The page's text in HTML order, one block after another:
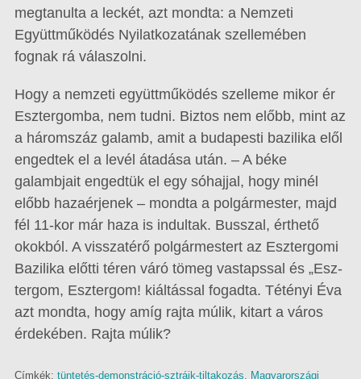
megtanulta a leckét, azt mondta: a Nemzeti
Együttműködés Nyilatkozatának szellemében
fognak rá válaszolni.
Hogy a nemzeti együttműködés szelleme mikor ér
Esztergomba, nem tudni. Biztos nem előbb, mint az
a háromszáz galamb, amit a budapesti bazilika elől
engedtek el a levél átadása után. – A béke
galambjait engedtük el egy sóhajjal, hogy minél
előbb hazaérjenek – mondta a polgármester, majd
fél 11-kor már haza is indultak. Busszal, érthető
okokból. A visszatérő polgármestert az Esztergomi
Bazilika előtti téren váró tömeg vastapssal és „Esz­­
tergom, Esztergom! kiáltással fogadta. Tétényi Éva
azt mondta, hogy amíg rajta múlik, kitart a város
érdekében. Rajta múlik?
Címkék: tüntetés-demonstráció-sztrájk-tiltakozás, Magyarországi